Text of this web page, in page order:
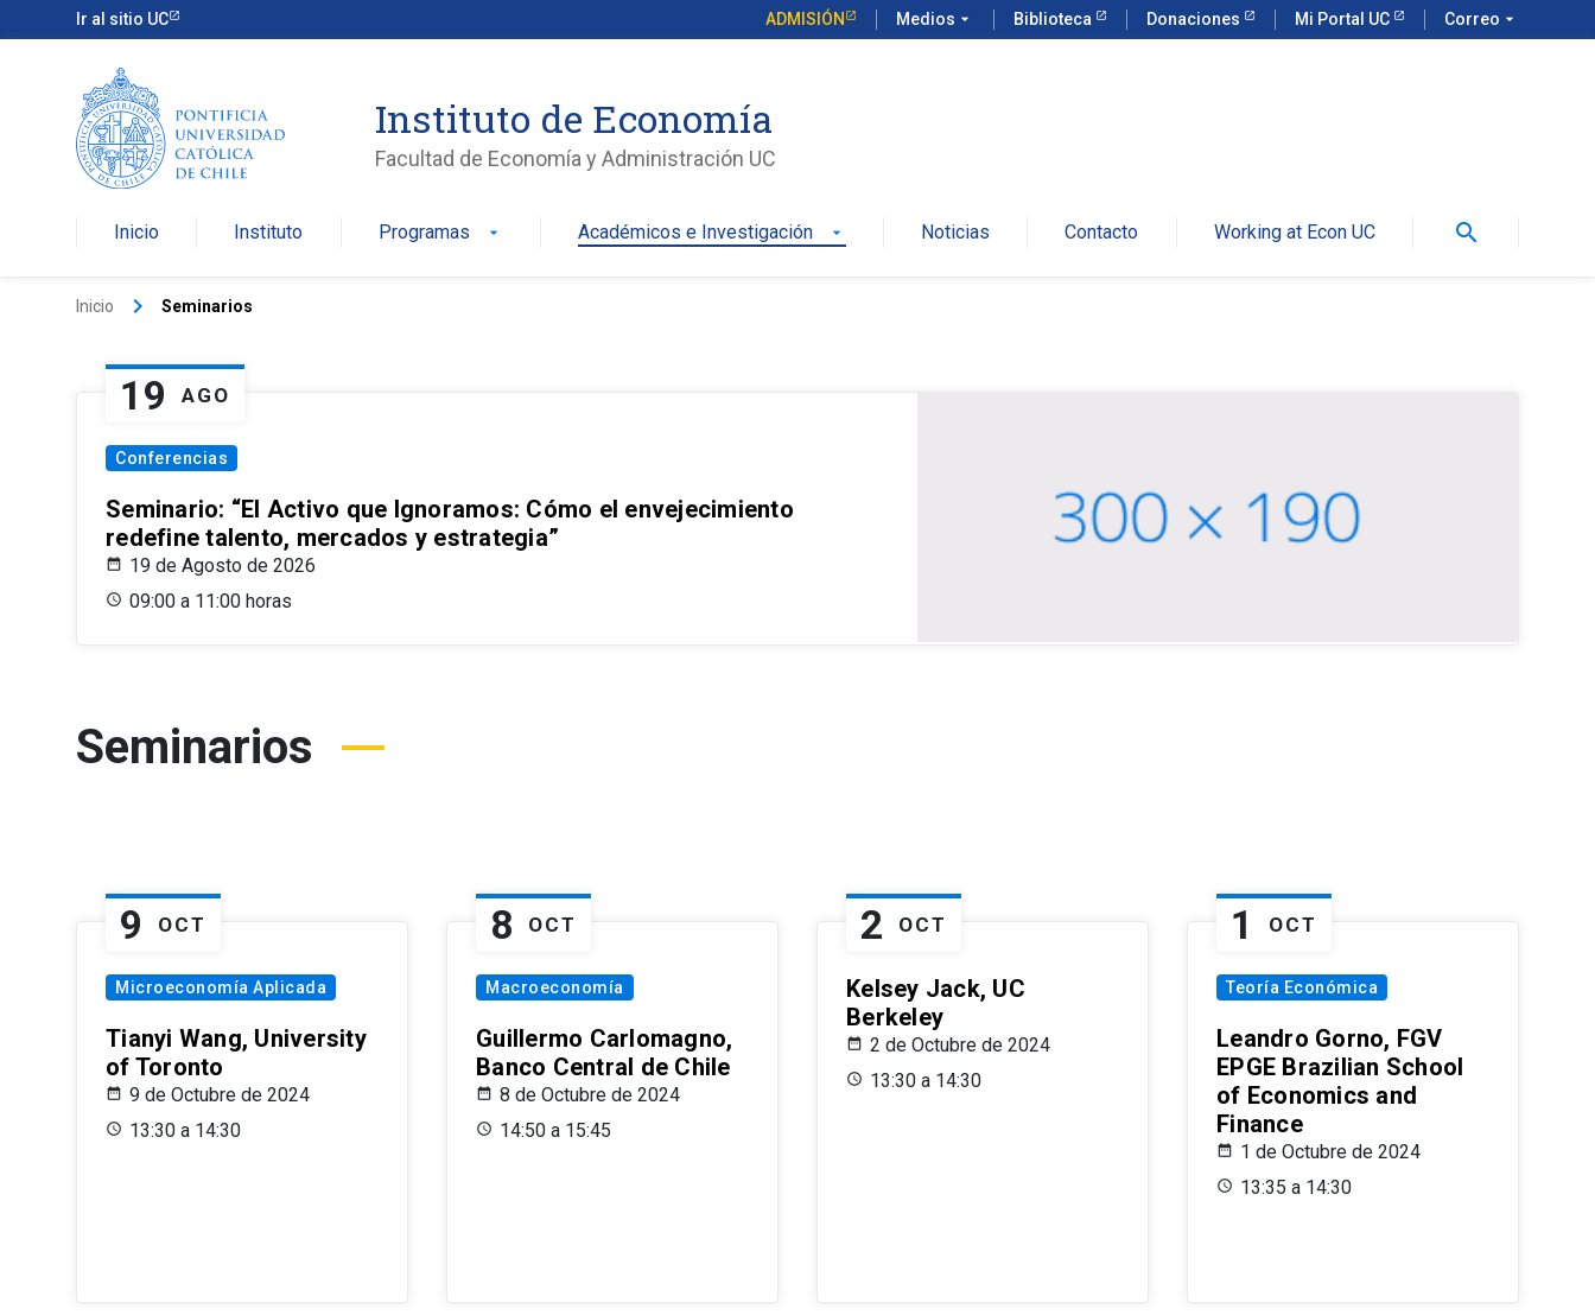
Ir al sitio UC ADMISIÓN Medios arrow_drop_down Biblioteca Donaciones Mi Portal UC Correo arrow_drop_down
Instituto de Economía
Facultad de Economía y Administración UC
Inicio Instituto Programas arrow_drop_down Académicos e Investigación arrow_drop_down Noticias Contacto Working at Econ UC search
Inicio keyboard_arrow_right Seminarios
19 AGO
Conferencias
Seminario: “El Activo que Ignoramos: Cómo el envejecimiento
redefine talento, mercados y estrategia”
19 de Agosto de 2026
09:00 a 11:00 horas
Seminarios
9 OCT
Microeconomía Aplicada
Tianyi Wang, University
of Toronto
9 de Octubre de 2024
13:30 a 14:30
8 OCT
Macroeconomía
Guillermo Carlomagno,
Banco Central de Chile
8 de Octubre de 2024
14:50 a 15:45
2 OCT
Kelsey Jack, UC
Berkeley
2 de Octubre de 2024
13:30 a 14:30
1 OCT
Teoría Económica
Leandro Gorno, FGV
EPGE Brazilian School
of Economics and
Finance
1 de Octubre de 2024
13:35 a 14:30